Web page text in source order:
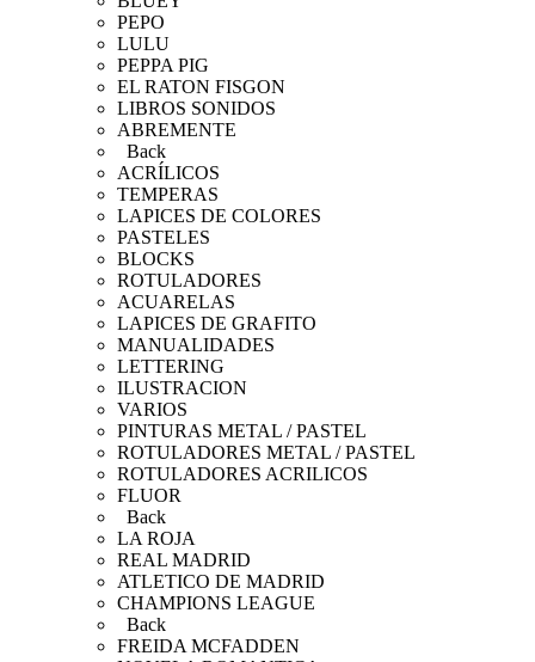
PEPO
LULU
PEPPA PIG
EL RATON FISGON
LIBROS SONIDOS
ABREMENTE
Back
ACRÍLICOS
TEMPERAS
LAPICES DE COLORES
PASTELES
BLOCKS
ROTULADORES
ACUARELAS
LAPICES DE GRAFITO
MANUALIDADES
LETTERING
ILUSTRACION
VARIOS
PINTURAS METAL / PASTEL
ROTULADORES METAL / PASTEL
ROTULADORES ACRILICOS
FLUOR
Back
LA ROJA
REAL MADRID
ATLETICO DE MADRID
CHAMPIONS LEAGUE
Back
FREIDA MCFADDEN